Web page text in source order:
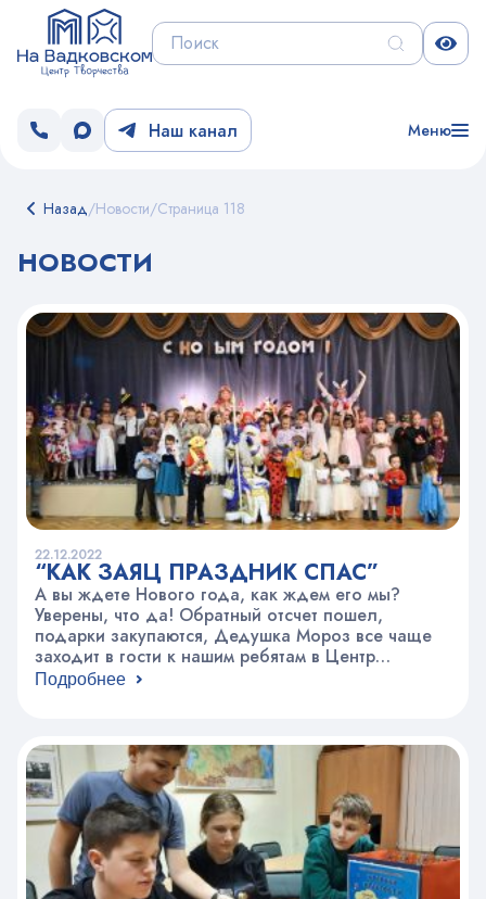
Наш канал Меню
Назад/Новости/Страница 118
НОВОСТИ
22.12.2022
“КАК ЗАЯЦ ПРАЗДНИК СПАС”
А вы ждете Нового года, как ждем его мы?
Уверены, что да! Обратный отсчет пошел,
подарки закупаются, Дедушка Мороз все чаще
заходит в гости к нашим ребятам в Центр
творчества. Вот и вчера, побывал у самых
праздник спас». А зайчику кто помогал? Наши
герои, наши…
Подробнее